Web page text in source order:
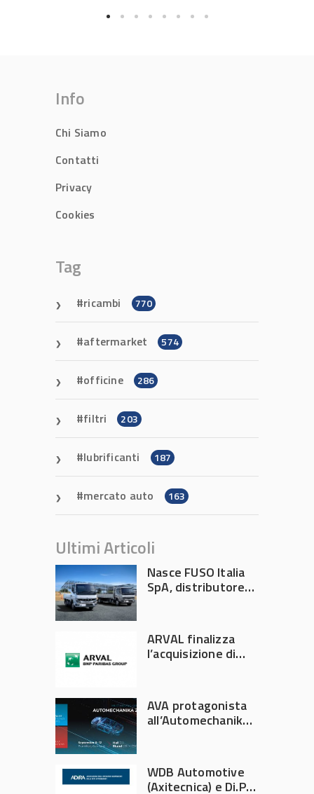
Info
Chi Siamo
Contatti
Privacy
Cookies
Tag
ricambi 770
aftermarket 574
officine 286
filtri 203
lubrificanti 187
mercato auto 163
Ultimi Articoli
Nasce FUSO Italia
SpA, distributore
ARVAL finalizza
l’acquisizione di
AVA protagonista
all’Automechanika
WDB Automotive
(Axitecnica) e Di.Pa.